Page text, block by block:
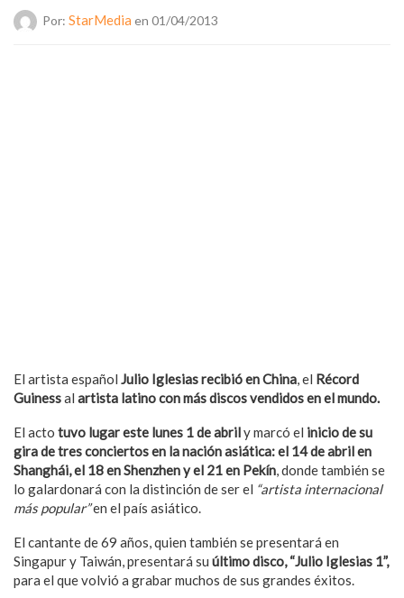
Por: StarMedia en 01/04/2013
El artista español Julio Iglesias recibió en China, el Récord
Guinessal artista latino con más discos vendidos en el mundo.
El acto tuvo lugar este lunes 1 de abrily marcó el inicio de su
gira de tres conciertos en la nación asiática: el 14 de abril en
Shanghái, el 18 en Shenzhen y el 21 en Pekín, donde también se
lo galardonará con la distinción de ser el “artista internacional
más popular”en el país asiático.
El cantante de 69 años, quien también se presentará en
Singapur y Taiwán, presentará su último disco, “Julio Iglesias 1”,
para el que volvió a grabar muchos de sus grandes éxitos.